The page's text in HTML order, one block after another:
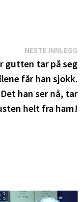
NESTE INNLEGG
gutten tar på seg
får han sjokk.
Det han ser nå, tar
helt fra ham!